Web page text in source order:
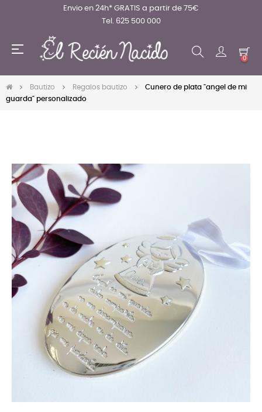
Envio en 24h* GRATIS a partir de 75€
Tel. 625 500 000
Navegación
☰
0
Bautizo Regalos bautizo
Cunero de plata "angel de mi
guarda" personalizado